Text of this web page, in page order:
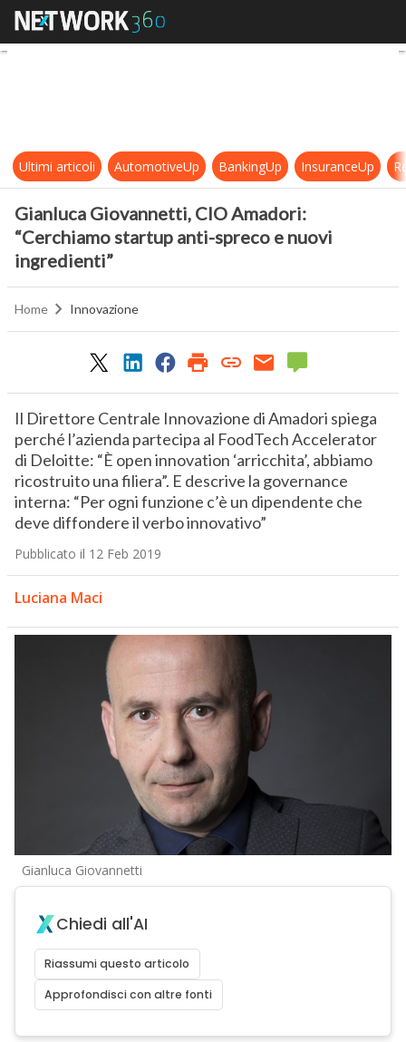
Gianluca Giovannetti, CIO
Ultimi articoli AutomotiveUp BankingUp InsuranceUp
Gianluca Giovannetti, CIO Amadori:
“Cerchiamo startup anti-spreco e nuovi
ingredienti”
Home Innovazione
Il Direttore Centrale Innovazione di Amadori spiega
perché l’azienda partecipa al FoodTech Accelerator
di Deloitte: “È open innovation ‘arricchita’, abbiamo
ricostruito una filiera”. E descrive la governance
interna: “Per ogni funzione c’è un dipendente che
deve diffondere il verbo innovativo”
Pubblicato il 12 Feb 2019
Luciana Maci
Gianluca Giovannetti
Chiedi all'AI
Riassumi questo articolo
Approfondisci con altre fonti